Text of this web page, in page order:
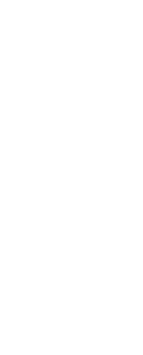
aus dem